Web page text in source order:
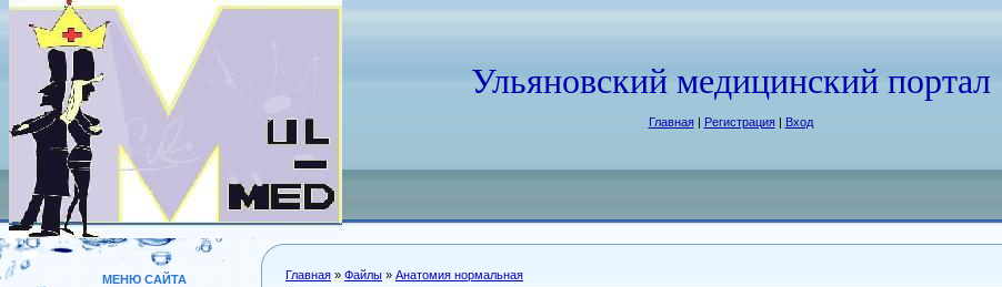
Ульяновский медицинский портал
Главная| Регистрация| Вход
МЕНЮ САЙТА Главная » Файлы » Анатомия нормальная